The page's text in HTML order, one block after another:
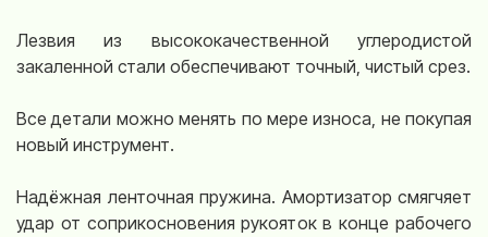
Лезвия из высококачественной углеродистой
закаленной стали обеспечивают точный, чистый срез.
Все детали можно менять по мере износа, не покупая
новый инструмент.
Надёжная ленточная пружина. Амортизатор смягчяет
удар от соприкосновения рукояток в конце рабочего